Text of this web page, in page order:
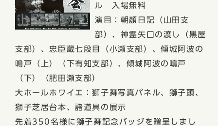
ル 入場無料
演目：朝顔日記（山田支
部）、神霊矢口の渡し（黒屋
支部）、忠臣蔵七段目（小瀬支部）、傾城阿波の
鳴戸（上）（下有知支部）、傾城阿波の鳴戸
（下）（肥田瀬支部）
大ホールホワイエ：獅子舞写真パネル、獅子頭、
獅子芝居台本、諸道具の展示
先着350名様に獅子舞記念バッジを贈呈しまし